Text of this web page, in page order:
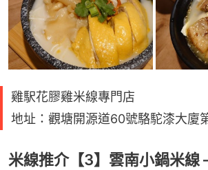
雞駅花膠雞米線專門店
地址：觀塘開源道60號駱駝漆大廈
米線推介【3】雲南小鍋米